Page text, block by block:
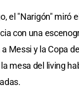
el "Narigón" miró
con una
a Messi y la Copa
mesa del living